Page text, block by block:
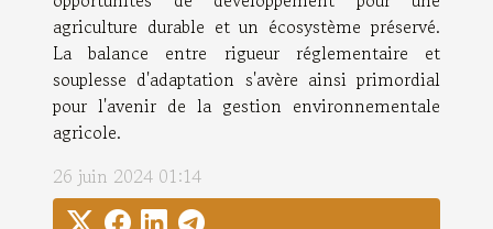
agriculture durable et un écosystème préservé.
La balance entre rigueur réglementaire et
souplesse d'adaptation s'avère ainsi primordial
pour l'avenir de la gestion environnementale
agricole.
26 juin 2024 01:14